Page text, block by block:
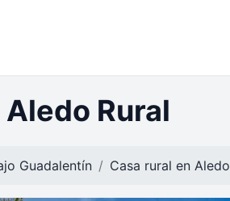
Rural
Guadalentín Casa rural en Aledo